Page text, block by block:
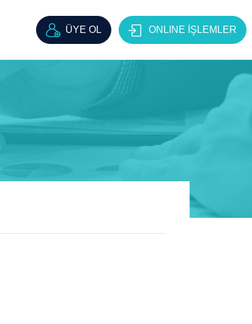
ÜYE OL ONLINE İŞLEMLER